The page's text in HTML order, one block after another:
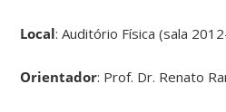
Local: Auditório Física (sala
Orientador: Prof. Dr. Renato